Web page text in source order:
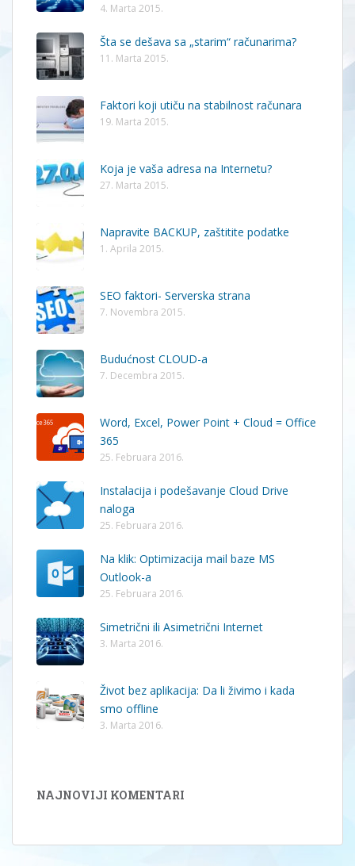
4. Marta 2015.
Šta se dešava sa „starim“ računarima?
11. Marta 2015.
Faktori koji utiču na stabilnost računara
19. Marta 2015.
Koja je vaša adresa na Internetu?
27. Marta 2015.
Napravite BACKUP, zaštitite podatke
1. Aprila 2015.
SEO faktori- Serverska strana
7. Novembra 2015.
Budućnost CLOUD-a
7. Decembra 2015.
Word, Excel, Power Point + Cloud = Office
365
25. Februara 2016.
Instalacija i podešavanje Cloud Drive
naloga
25. Februara 2016.
Na klik: Optimizacija mail baze MS
Outlook-a
25. Februara 2016.
Simetrični ili Asimetrični Internet
3. Marta 2016.
Život bez aplikacija: Da li živimo i kada
smo offline
3. Marta 2016.
NAJNOVIJI KOMENTARI